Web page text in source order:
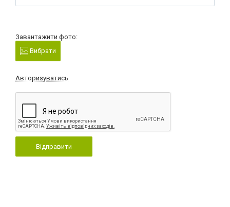
Завантажити фото:
Вибрати
Авторизуватись
Відправити